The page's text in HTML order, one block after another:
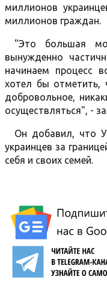
миллионов
миллионов граждан.
"Это большая
вынужденно
начинаем процесс
хотел бы отметить,
добровольное,
осуществляться", -
Он добавил, что
украинцев за
себя и своих семей.